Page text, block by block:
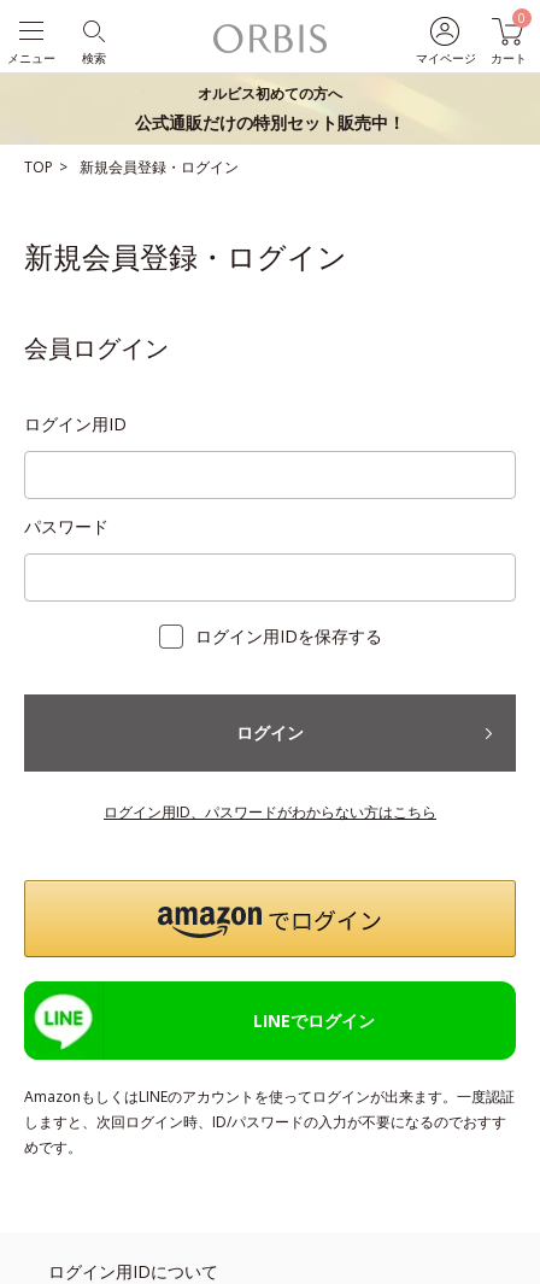
マイページ
0
カート
検索
メニュー
オルビス初めての方へ
公式通販だけの特別セット販売中！
TOP 新規会員登録・ログイン
新規会員登録・ログイン
会員ログイン
ログイン用ID
パスワード
ログイン用IDを保存する
ログイン
ログイン用ID、パスワードがわからない方はこちら
LINEでログイン
AmazonもしくはLINEのアカウントを使ってログインが出来ます。一度認証
しますと、次回ログイン時、ID/パスワードの入力が不要になるのでおすす
めです。
ログイン用IDについて